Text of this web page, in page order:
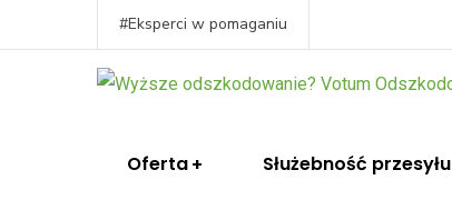
#Eksperci w pomaganiu
Oferta Służebność przesyłu